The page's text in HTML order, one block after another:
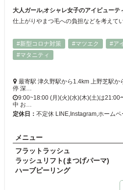
大人ガール,オシャレ女子のアイビューテ
#新型コロナ対策
#マツエク #ア
#マタニティ
最寄駅 津久野駅から1.4km 上野芝駅か
停 深…
9:00~18:00 (月)(火)(水)(木)(土)は21:00
中 お…
定休日： 不定休 LINE,Instagram,ホーム
メニュー
フラットラッシュ
ラッシュリフト(まつげパーマ)
ハーブピーリング